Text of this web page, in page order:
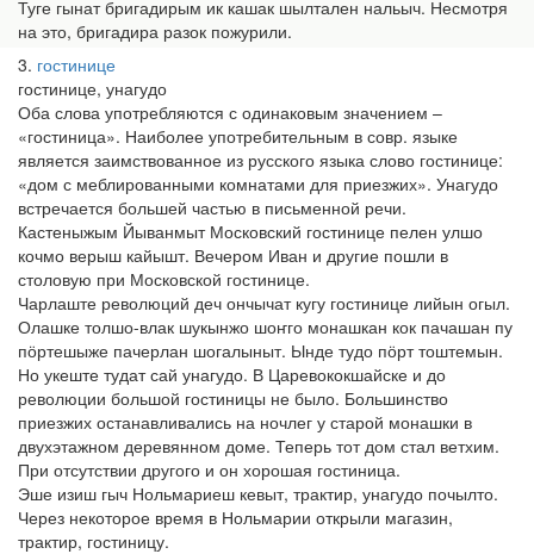
Туге гынат бригадирым ик кашак шылтален нальыч. Несмотря
на это, бригадира разок пожурили.
3 гостинице
гостинице, унагудо
Оба слова употребляются с одинаковым значением –
«гостиница». Наиболее употребительным в совр. языке
является заимствованное из русского языка слово гостинице:
«дом с меблированными комнатами для приезжих». Унагудо
встречается большей частью в письменной речи.
Кастеныжым Йыванмыт Московский гостинице пелен улшо
кочмо верыш кайышт. Вечером Иван и другие пошли в
столовую при Московской гостинице.
Чарлаште революций деч ончычат кугу гостинице лийын огыл.
Олашке толшо-влак шукынжо шоҥго монашкан кок пачашан пу
пӧртешыже пачерлан шогалыныт. Ынде тудо пӧрт тоштемын.
Но укеште тудат сай унагудо. В Царевококшайске и до
революции большой гостиницы не было. Большинство
приезжих останавливались на ночлег у старой монашки в
двухэтажном деревянном доме. Теперь тот дом стал ветхим.
При отсутствии другого и он хорошая гостиница.
Эше изиш гыч Нольмариеш кевыт, трактир, унагудо почылто.
Через некоторое время в Нольмарии открыли магазин,
трактир, гостиницу.